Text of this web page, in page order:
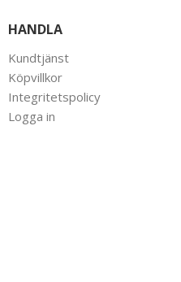
HANDLA
Kundtjänst
Köpvillkor
Integritetspolicy
Logga in